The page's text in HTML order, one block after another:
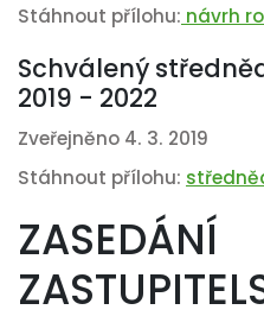
Stáhnout přílohu: návrh
Schválený
2019 - 2022
Zveřejněno 4. 3. 2019
Stáhnout přílohu:
ZASEDÁNÍ